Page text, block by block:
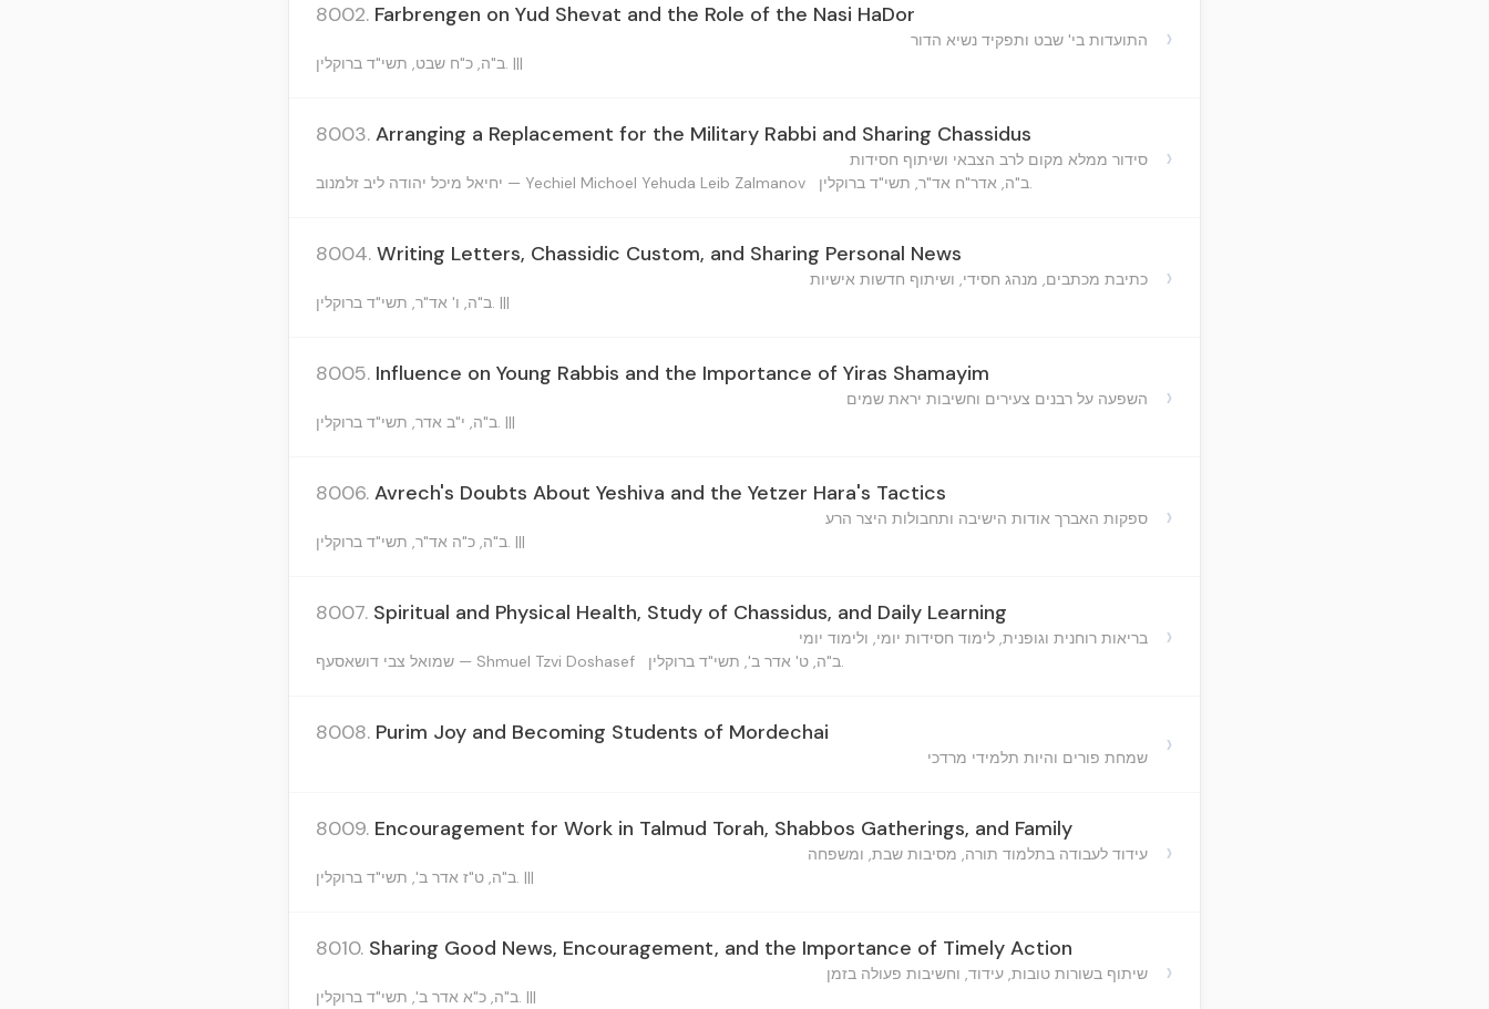
8002. Farbrengen on Yud Shevat and the Role of the Nasi HaDor
התועדות בי' שבט ותפקיד נשיא הדור
ב"ה, כ"ח שבט, תשי"ד ברוקלין. |||
›
8003. Arranging a Replacement for the Military Rabbi and Sharing Chassidus
סידור ממלא מקום לרב הצבאי ושיתוף חסידות
יחיאל מיכל יהודה ליב זלמנוב — Yechiel Michoel Yehuda Leib Zalmanov
ב"ה, אדר"ח אד"ר, תשי"ד ברוקלין.
›
8004. Writing Letters, Chassidic Custom, and Sharing Personal News
כתיבת מכתבים, מנהג חסידי, ושיתוף חדשות אישיות
ב"ה, ו' אד"ר, תשי"ד ברוקלין. |||
›
8005. Influence on Young Rabbis and the Importance of Yiras Shamayim
השפעה על רבנים צעירים וחשיבות יראת שמים
ב"ה, י"ב אדר, תשי"ד ברוקלין. |||
›
8006. Avrech's Doubts About Yeshiva and the Yetzer Hara's Tactics
ספקות האברך אודות הישיבה ותחבולות היצר הרע
ב"ה, כ"ה אד"ר, תשי"ד ברוקלין. |||
›
8007. Spiritual and Physical Health, Study of Chassidus, and Daily Learning
בריאות רוחנית וגופנית, לימוד חסידות יומי, ולימוד יומי
שמואל צבי דושאסעף — Shmuel Tzvi Doshasef
ב"ה, ט' אדר ב', תשי"ד ברוקלין.
›
8008. Purim Joy and Becoming Students of Mordechai
שמחת פורים והיות תלמידי מרדכי ›
8009. Encouragement for Work in Talmud Torah, Shabbos Gatherings, and Family
עידוד לעבודה בתלמוד תורה, מסיבות שבת, ומשפחה
ב"ה, ט"ז אדר ב', תשי"ד ברוקלין. |||
›
8010. Sharing Good News, Encouragement, and the Importance of Timely Action
שיתוף בשורות טובות, עידוד, וחשיבות פעולה בזמן
ב"ה, כ"א אדר ב', תשי"ד ברוקלין. |||
›